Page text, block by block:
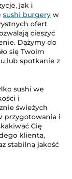
jak i
sushi burgery w
ofert
cieszyć
Dążymy do
się Twoim
lub spotkanie z
sushi we
i
świeżych
przygotowania i
Cię
klienta,
stabilną jakość